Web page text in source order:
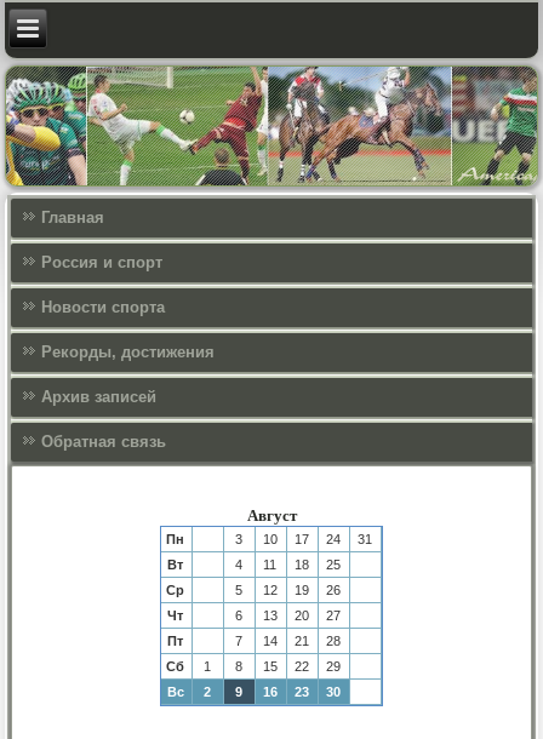
Главная
Россия и спорт
Новости спорта
Рекорды, достижения
Архив записей
Обратная связь
Август
Пн 3 10 17 24
31
Вт
4 11 18
25
Ср
5 12 19
26
Чт
6 13 20
27
Пт
7 14 21
28
Сб
1 8 15 22
29
Вс
2 9 16 23 30